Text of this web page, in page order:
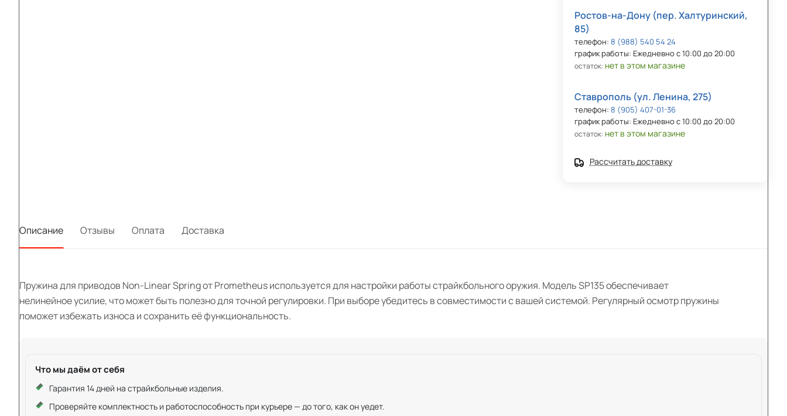
Ростов-на-Дону (пер. Халтуринский,
85)
телефон: 8 (988) 540 54 24
график работы: Ежедневно с 10:00 до 20:00
остаток: нет в этом магазине
Ставрополь (ул. Ленина, 275)
телефон: 8 (905) 407-01-36
график работы: Ежедневно с 10:00 до 20:00
остаток: нет в этом магазине
Рассчитать доставку
Описание Отзывы Оплата Доставка
Пружина для приводов Non-Linear Spring от Prometheus используется для настройки работы страйкбольного оружия. Модель SP135 обеспечивает
нелинейное усилие, что может быть полезно для точной регулировки. При выборе убедитесь в совместимости с вашей системой. Регулярный осмотр пружины
поможет избежать износа и сохранить её функциональность.
Что мы даём от себя
Гарантия 14 дней на страйкбольные изделия.
Проверяйте комплектность и работоспособность при курьере — до того, как он уедет.